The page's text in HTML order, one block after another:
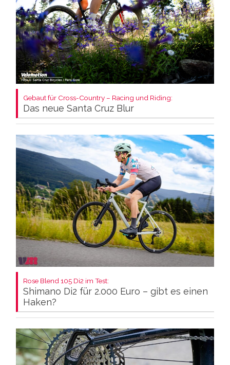
Gebaut für Cross-Country – Racing und Riding:
Das neue Santa Cruz Blur
Rose Blend 105 Di2 im Test:
Shimano Di2 für 2.000 Euro – gibt es einen
Haken?